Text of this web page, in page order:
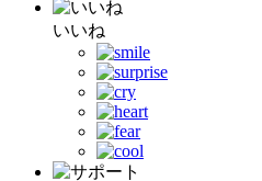
いいね